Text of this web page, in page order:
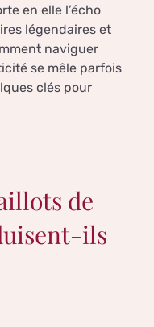
en elle l’écho
légendaires et
naviguer
se mêle parfois
clés pour
de
ils